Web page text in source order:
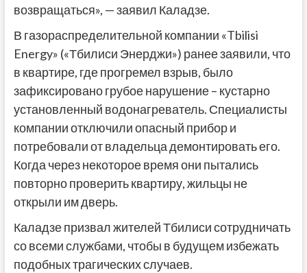
возвращаться», — заявил Каладзе.
В газораспределительной компании «Tbilisi
Energy» («Тбилиси Энерджи») ранее заявили, что
в квартире, где прогремел взрыв, было
зафиксировано грубое нарушение – кустарно
установленный водонагреватель. Специалисты
компании отключили опасный прибор и
потребовали от владельца демонтировать его.
Когда через некоторое время они пытались
повторно проверить квартиру, жильцы не
открыли им дверь.
Каладзе призвал жителей Тбилиси сотрудничать
со всеми службами, чтобы в будущем избежать
подобных трагических случаев.